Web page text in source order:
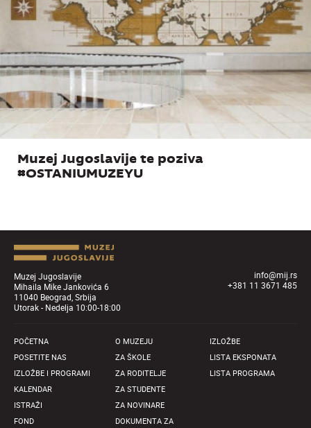
Muzej Jugoslavije te poziva
#OSTANIUMUZEYU
Muzej Jugoslavije
Mihaila Mike Jankovića 6
11040 Beograd, Srbija
Utorak - Nedelja 10:00-18:00
info@mij.rs
+381 11 3671 485
POČETNA
POSETITE NAS
IZLOŽBE I PROGRAMI
KALENDAR
ISTRAŽI
FOND
O MUZEJU
ZA ŠKOLE
ZA RODITELJE
ZA STUDENTE
ZA NOVINARE
DOKUMENTA ZA
IZLOŽBE
LISTA EKSPONATA
LISTA PROGRAMA